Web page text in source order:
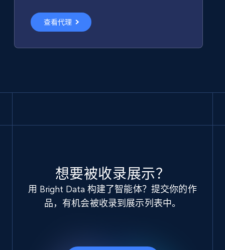
查看代理
想要被收录展示？
用 Bright Data 构建了智能体？提交你的作
品，有机会被收录到展示列表中。